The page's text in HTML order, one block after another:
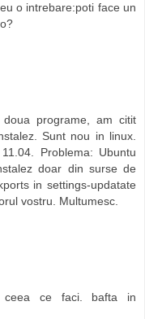
o intrebare:poti face un
programe, am citit
Sunt nou in linux.
Problema: Ubuntu
doar din surse de
in settings-updatate
vostru. Multumesc.
ceea ce faci. bafta in